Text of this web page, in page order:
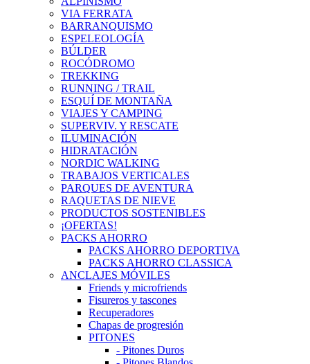
VIA FERRATA
BARRANQUISMO
ESPELEOLOGÍA
BÚLDER
ROCÓDROMO
TREKKING
RUNNING / TRAIL
ESQUÍ DE MONTAÑA
VIAJES Y CAMPING
SUPERVIV. Y RESCATE
ILUMINACIÓN
HIDRATACIÓN
NORDIC WALKING
TRABAJOS VERTICALES
PARQUES DE AVENTURA
RAQUETAS DE NIEVE
PRODUCTOS SOSTENIBLES
¡OFERTAS!
PACKS AHORRO
PACKS AHORRO DEPORTIVA
PACKS AHORRO CLASSICA
ANCLAJES MÓVILES
Friends y microfriends
Fisureros y tascones
Recuperadores
Chapas de progresión
PITONES
- Pitones Duros